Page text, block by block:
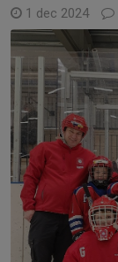
1 dec 2024